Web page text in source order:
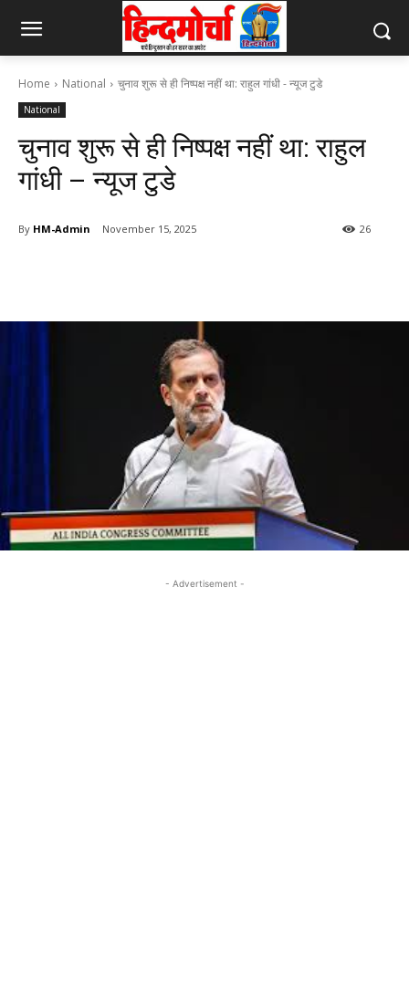
Home National चुनाव शुरू से ही निष्पक्ष नहीं था: राहुल गांधी - न्यूज टुडे
National
चुनाव शुरू से ही निष्पक्ष नहीं था: राहुल
गांधी – न्यूज टुडे
By HM-Admin November 15, 2025 26
- Advertisement -